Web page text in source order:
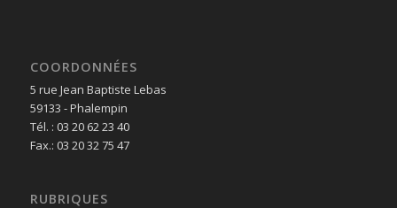
COORDONNÉES
5 rue Jean Baptiste Lebas
59133 - Phalempin
Tél. : 03 20 62 23 40
Fax.: 03 20 32 75 47
RUBRIQUES